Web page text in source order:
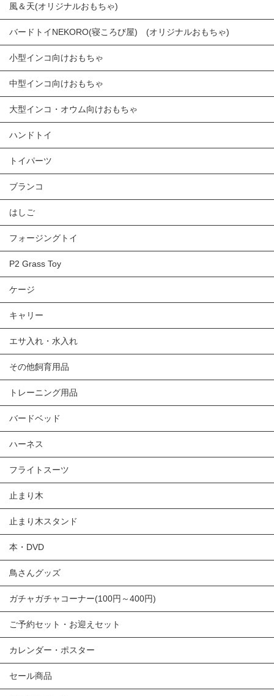
風＆天(オリジナルおもちゃ)
バードトイNEKORO(寝ころび屋) (オリジナルおもちゃ)
小型インコ向けおもちゃ
中型インコ向けおもちゃ
大型インコ・オウム向けおもちゃ
ハンドトイ
トイパーツ
ブランコ
はしご
フォージングトイ
P2 Grass Toy
ケージ
キャリー
エサ入れ・水入れ
その他飼育用品
トレーニング用品
バードベッド
ハーネス
フライトスーツ
止まり木
止まり木スタンド
本・DVD
鳥さんグッズ
ガチャガチャコーナー(100円～400円)
ご予約セット・お迎えセット
カレンダー・ポスター
セール商品